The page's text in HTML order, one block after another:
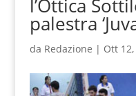
l’Ottica
palestra
da Redazione | Ott